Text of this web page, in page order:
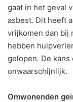
gaat in het geval
asbest. Dit heeft
vrijkomen dan bij
hebben
gelopen. De
onwaarschijnlijk.
Omwonenden